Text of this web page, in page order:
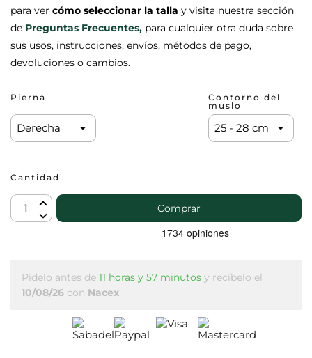
para ver cómo seleccionar la talla y visita nuestra sección
de Preguntas Frecuentes, para cualquier otra duda sobre
sus usos, instrucciones, envíos, métodos de pago,
devoluciones o cambios.
Pierna
Contorno del
muslo
Cantidad
Comprar
Pídelo antes de 11 horas y 57 minutos y recíbelo el
10/08/26 con Nacex